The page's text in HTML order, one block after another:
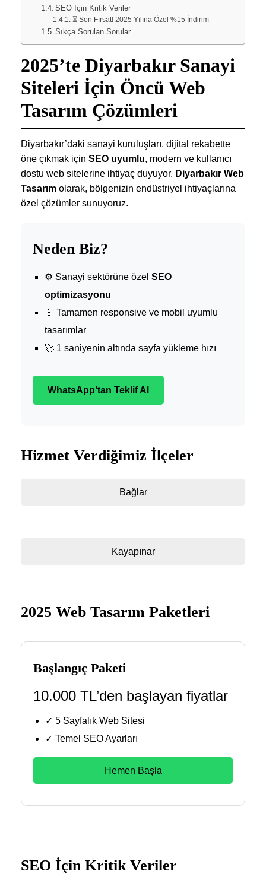
SEO İçin Kritik Veriler
⏳ Son Fırsat! 2025 Yılına Özel %15 İndirim
Sıkça Sorulan Sorular
2025’te Diyarbakır Sanayi
Siteleri İçin Öncü Web
Tasarım Çözümleri
Diyarbakır’daki sanayi kuruluşları, dijital rekabette
öne çıkmak için SEO uyumlu, modern ve kullanıcı
dostu web sitelerine ihtiyaç duyuyor. Diyarbakır Web
Tasarım olarak, bölgenizin endüstriyel ihtiyaçlarına
özel çözümler sunuyoruz.
Neden Biz?
⚙️ Sanayi sektörüne özel SEO
optimizasyonu
📱 Tamamen responsive ve mobil uyumlu
tasarımlar
🚀 1 saniyenin altında sayfa yükleme hızı
WhatsApp’tan Teklif Al
Hizmet Verdiğimiz İlçeler
Bağlar
Kayapınar
2025 Web Tasarım Paketleri
Başlangıç Paketi
10.000 TL’den başlayan fiyatlar
✓ 5 Sayfalık Web Sitesi
✓ Temel SEO Ayarları
Hemen Başla
SEO İçin Kritik Veriler